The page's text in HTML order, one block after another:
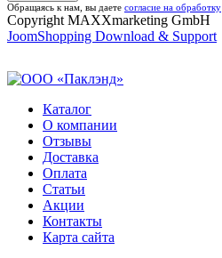
Обращаясь к нам, вы даете согласие на обработку
Copyright MAXXmarketing GmbH
JoomShopping Download & Support
Каталог
О компании
Отзывы
Доставка
Оплата
Статьи
Акции
Контакты
Карта сайта